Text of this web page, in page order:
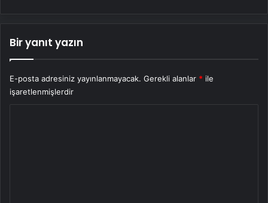
Bir yanıt yazın
E-posta adresiniz yayınlanmayacak. Gerekli alanlar * ile
işaretlenmişlerdir